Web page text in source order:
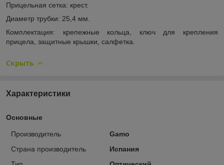
Прицельная сетка: крест.
Диаметр трубки: 25,4 мм.
Комплектация: крепежные кольца, ключ для крепления
прицела, защитные крышки, салфетка.
Скрыть
Характеристики
Основные
Производитель
Gamo
Страна производитель
Испания